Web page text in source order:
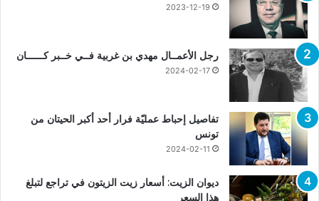
2023-12-19
رجل الأعمــال مهدي بن غربية فــي خــبر كــــــان
2024-02-17
تفاصيل إحباط عمليّة فرار أحد أكبر الحيتان من
تونس
2024-02-11
ديوان الزيت: أسعار زيت الزيتون في تراجع لتبلغ
هذا السعر